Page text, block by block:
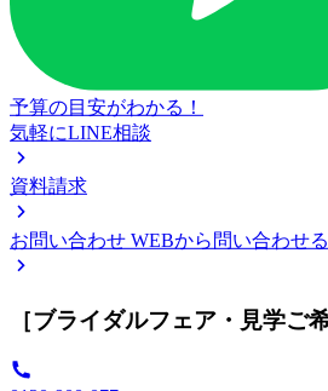
予算の目安がわかる！
気軽にLINE相談
資料請求
お問い合わせ WEBから問い合わせる
［ブライダルフェア・見学ご